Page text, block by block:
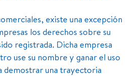
existe una excepción
los derechos sobre su
registrada. Dicha empresa
use su nombre y ganar el uso
demostrar una trayectoria